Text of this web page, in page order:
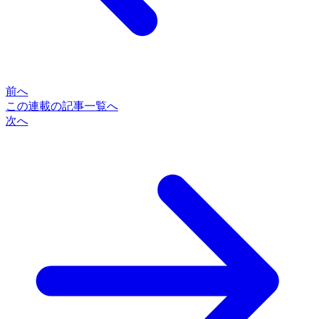
前へ
この連載の記事一覧へ
次へ